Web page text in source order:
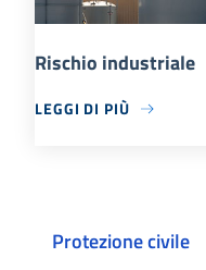
Rischio industriale
LEGGI DI PIÙ
Protezione civile